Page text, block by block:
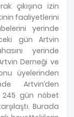
çıkışına izin
faaliyetlerini
yerinde
gün Artvin
yerinde
Derneği ve
üyelerinden
Artvin’den
245 gün nöbet
Burada